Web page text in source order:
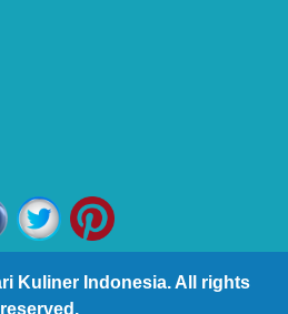
Kuliner Indonesia. All rights
reserved.